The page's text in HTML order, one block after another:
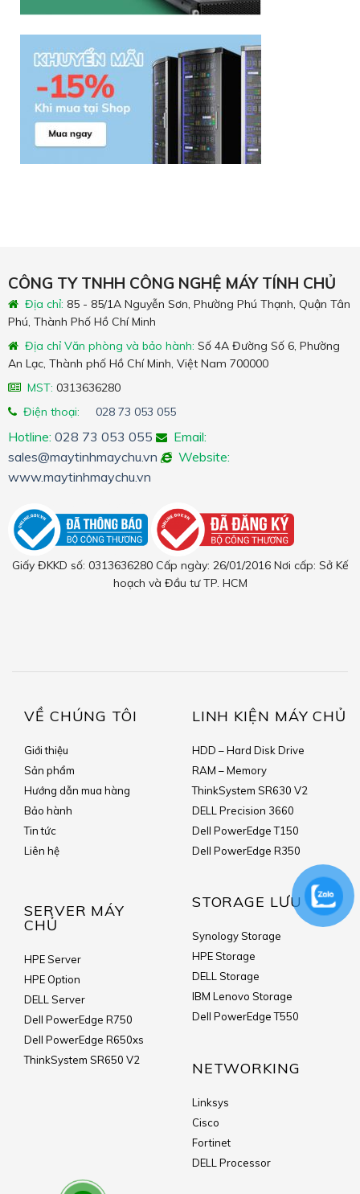
CÔNG TY TNHH CÔNG NGHỆ MÁY TÍNH CHỦ
Địa chỉ: 85 - 85/1A Nguyễn Sơn, Phường Phú Thạnh, Quận Tân
Phú, Thành Phố Hồ Chí Minh
Địa chỉ Văn phòng và bảo hành: Số 4A Đường Số 6, Phường
An Lạc, Thành phố Hồ Chí Minh, Việt Nam 700000
MST: 0313636280
Điện thoại:
028 73 053 055
Hotline: 028 73 053 055
Email:
sales@maytinhmaychu.vn
Website:
www.maytinhmaychu.vn
Giấy ĐKKD số: 0313636280 Cấp ngày: 26/01/2016 Nơi cấp: Sở Kế
hoạch và Đầu tư TP. HCM
VỀ CHÚNG TÔI
Giới thiệu
Sản phẩm
Hướng dẫn mua hàng
Bảo hành
Tin tức
Liên hệ
SERVER MÁY
CHỦ
HPE Server
HPE Option
DELL Server
Dell PowerEdge R750
Dell PowerEdge R650xs
ThinkSystem SR650 V2
LINH KIỆN MÁY CHỦ
HDD – Hard Disk Drive
RAM – Memory
ThinkSystem SR630 V2
DELL Precision 3660
Dell PowerEdge T150
Dell PowerEdge R350
STORAGE LƯU TRỮ
Synology Storage
HPE Storage
DELL Storage
IBM Lenovo Storage
Dell PowerEdge T550
NETWORKING
Linksys
Cisco
Fortinet
DELL Processor